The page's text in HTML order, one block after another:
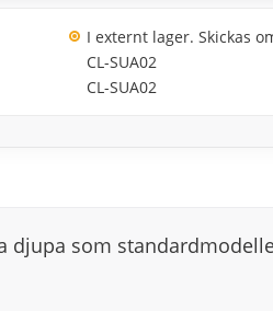
I externt lager. Skickas
CL-SUA02
CL-SUA02
djupa som